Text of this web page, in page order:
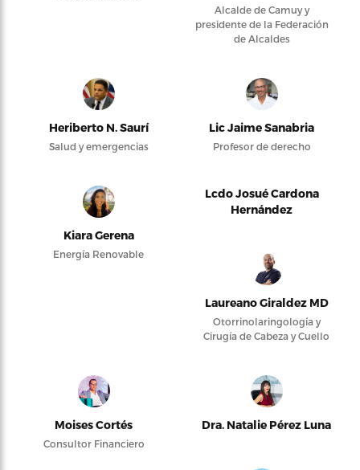
Alcalde de Camuy y
presidente de la Federación
de Alcaldes
Heriberto N. Saurí
Salud y emergencias
Lic Jaime Sanabria
Profesor de derecho
Kiara Gerena
Energía Renovable
Lcdo Josué Cardona
Hernández
Laureano Giraldez MD
Otorrinolaringología y
Cirugía de Cabeza y Cuello
Moises Cortés
Consultor Financiero
Dra. Natalie Pérez Luna